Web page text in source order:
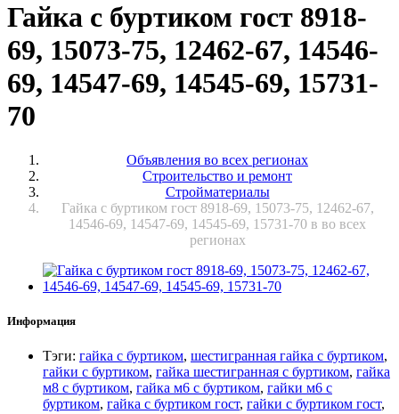
Гайка с буртиком гост 8918-
69, 15073-75, 12462-67, 14546-
69, 14547-69, 14545-69, 15731-
70
Объявления во всех регионах
Строительство и ремонт
Стройматериалы
Гайка с буртиком гост 8918-69, 15073-75, 12462-67,
14546-69, 14547-69, 14545-69, 15731-70 в во всех
регионах
Информация
Тэги: гайка с буртиком, шестигранная гайка с буртиком,
гайки с буртиком, гайка шестигранная с буртиком, гайка
м8 с буртиком, гайка м6 с буртиком, гайки м6 с
буртиком, гайка с буртиком гост, гайки с буртиком гост,